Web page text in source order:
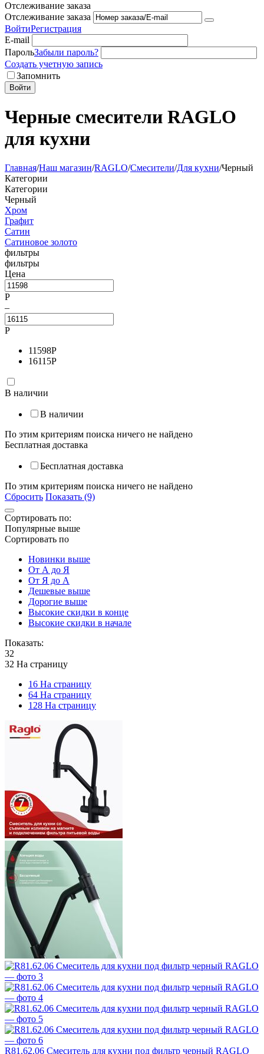
Отслеживание заказа
Отслеживание заказа
ВойтиРегистрация
E-mail
ПарольЗабыли пароль?
Создать учетную запись
Запомнить
Войти
Черные смесители RAGLO
для кухни
Главная/Наш магазин/RAGLO/Смесители/Для кухни/Черный
Категории
Категории
Черный
Хром
Графит
Сатин
Сатиновое золото
фильтры
фильтры
Цена
Р
–
Р
11598Р
16115Р
В наличии
В наличии
По этим критериям поиска ничего не найдено
Бесплатная доставка
Бесплатная доставка
По этим критериям поиска ничего не найдено
Сбросить Показать (9)
Сортировать по:
Популярные выше
Сортировать по
Новинки выше
От А до Я
От Я до А
Дешевые выше
Дорогие выше
Высокие скидки в конце
Высокие скидки в начале
Показать:
32
32 На страницу
16 На страницу
64 На страницу
128 На страницу
R81.62.06 Смеситель для кухни под фильтр черный RAGLO